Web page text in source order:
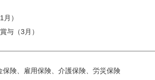
）
与（3月）
保険、雇用保険、介護保険、労災保険